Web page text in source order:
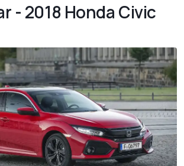
- 2018 Honda Civic